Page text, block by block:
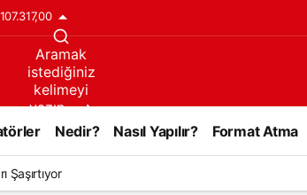
Aramak
istediğiniz
kelimeyi
yazın..
Nedir? Nasıl Yapılır? Format Atma
Şaşırtıyor